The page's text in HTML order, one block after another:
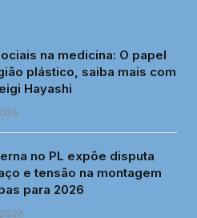
na medicina: O papel
plástico, saiba mais com
Hayashi
no PL expõe disputa
e tensão na montagem
para 2026